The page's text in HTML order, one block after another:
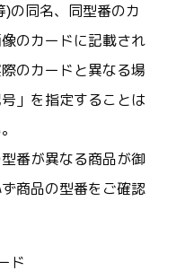
)の同名、同型番のカ
のカードに記載され
のカードと異なる場
」を指定することは
番が異なる商品が御
商品の型番をご確認
ド